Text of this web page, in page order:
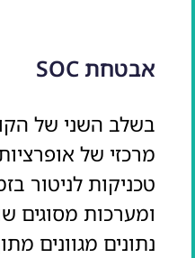
אבטחת SOC
בשלב השני של
טכניקות לניטור
ומערכות מסוגים
נתונים מגוונים